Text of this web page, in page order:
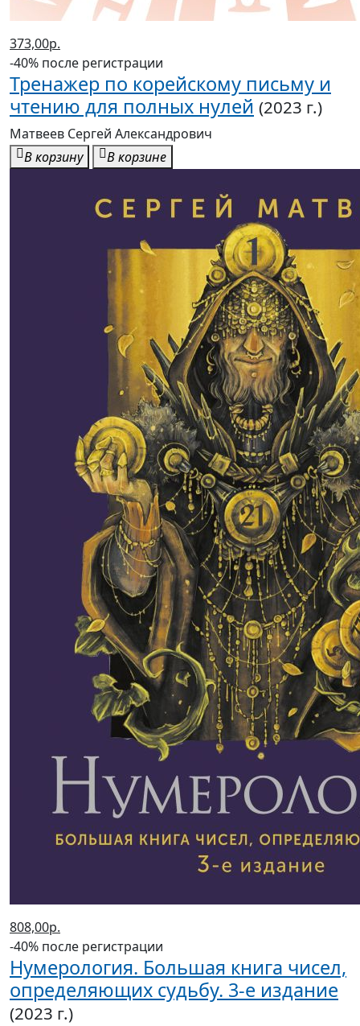
373,00р.
-40% после регистрации
Тренажер по корейскому письму и
чтению для полных нулей (2023 г.)
Матвеев Сергей Александрович
В корзину
В корзине
808,00р.
-40% после регистрации
Нумерология. Большая книга чисел,
определяющих судьбу. 3-е издание
(2023 г.)